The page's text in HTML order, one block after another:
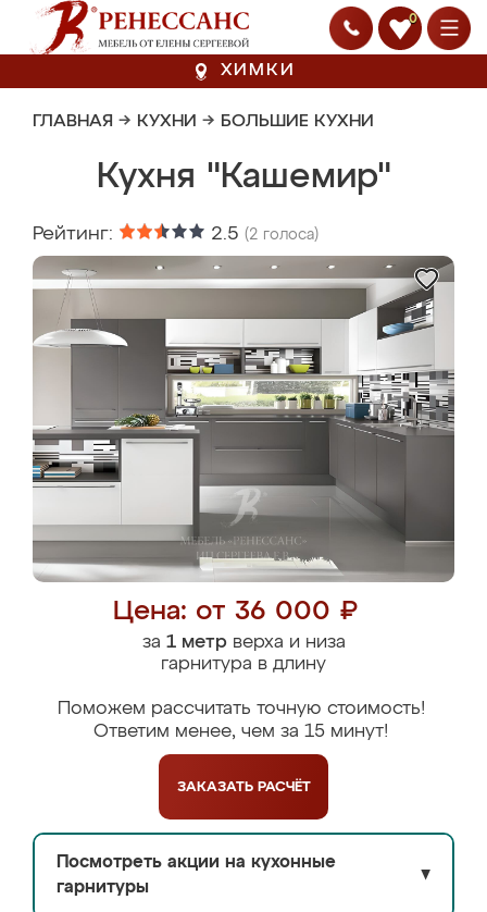
0
ХИМКИ
ГЛАВНАЯ → КУХНИ → БОЛЬШИЕ КУХНИ
Кухня "Кашемир"
Рейтинг: 2.5 (2 голоса)
Цена: от 36 000 ₽
за 1 метрверха и низа
гарнитура в длину
Поможем рассчитать точную стоимость!
Ответим менее, чем за 15 минут!
ЗАКАЗАТЬ РАСЧЁТ
Посмотреть акции на кухонные
гарнитуры
▼